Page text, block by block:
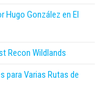
González en El
Recon Wildlands
para Varias Rutas de